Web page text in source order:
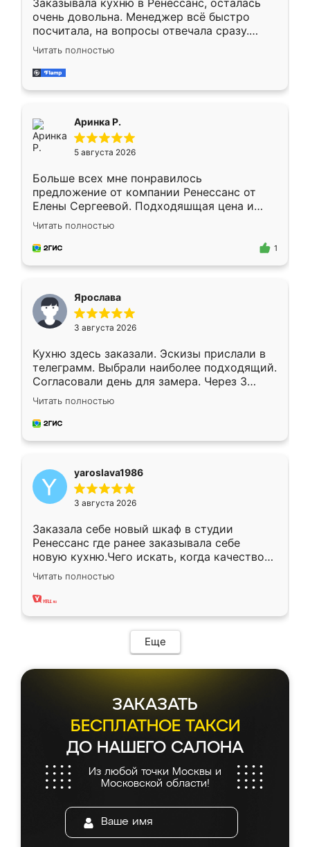
Заказывала кухню в Ренессанс, осталась
очень довольна. Менеджер всё быстро
посчитала, на вопросы отвечала сразу.
Замерщик приехал в субботу, подошёл к
делу со всей ответственностью. Собрали
за день, ребята работали аккуратно, даже
Читать полностью
Аринка Р.
5 августа 2026
Больше всех мне понравилось
предложение от компании Ренессанс от
Елены Сергеевой. Подходяшщая цена и
короткие сроки изготовления. Приехавший
для замера сотрудник Владислав
предложил по моему эскизу самый
Читать полностью
1
Ярослава
3 августа 2026
Кухню здесь заказали. Эскизы прислали в
телеграмм. Выбрали наиболее подходящий.
Согласовали день для замера. Через 3
недели кухня была уже готова. Остались
довольны работой. Спасибо Ренессанс
мебель за качественную работу!
Читать полностью
yaroslava1986
3 августа 2026
Заказала себе новый шкаф в студии
Ренессанс где ранее заказывала себе
новую кухню.Чего искать, когда качеством
вполне довольна. Служит кухня уже почти
два года, нареканий нет.
Читать полностью
Еще
ЗАКАЗАТЬ
БЕСПЛАТНОЕ ТАКСИ
ДО НАШЕГО САЛОНА
Из любой точки Москвы и
Московской области!